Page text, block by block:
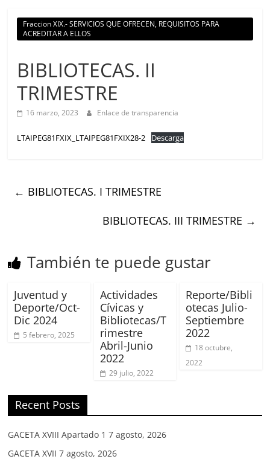
Fraccion XIX.- SERVICIOS QUE OFRECEN, REQUISITOS PARA
ACREDITAR A ELLOS
BIBLIOTECAS. II
TRIMESTRE
16 marzo, 2023 Enlace de transparencia
LTAIPEG81FXIX_LTAIPEG81FXIX28-2 Descarga
← BIBLIOTECAS. I TRIMESTRE
BIBLIOTECAS. III TRIMESTRE →
También te puede gustar
Juventud y
Deporte/Oct-
Dic 2024
5 febrero, 2025
Actividades
Cívicas y
Bibliotecas/T
rimestre
Abril-Junio
2022
29 julio, 2022
Reporte/Bibli
otecas Julio-
Septiembre
2022
18 octubre,
2022
Recent Posts
GACETA XVIII Apartado 1 7 agosto, 2026
GACETA XVII 7 agosto, 2026